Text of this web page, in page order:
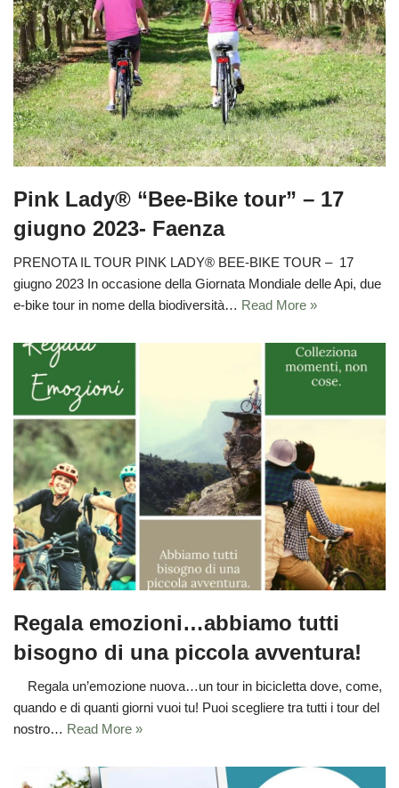
Pink Lady® “Bee-Bike tour” – 17
giugno 2023- Faenza
PRENOTA IL TOUR PINK LADY® BEE-BIKE TOUR – 17
giugno 2023 In occasione della Giornata Mondiale delle Api, due
e-bike tour in nome della biodiversità… Read More »
Regala emozioni…abbiamo tutti
bisogno di una piccola avventura!
Regala un’emozione nuova…un tour in bicicletta dove, come,
quando e di quanti giorni vuoi tu! Puoi scegliere tra tutti i tour del
nostro… Read More »